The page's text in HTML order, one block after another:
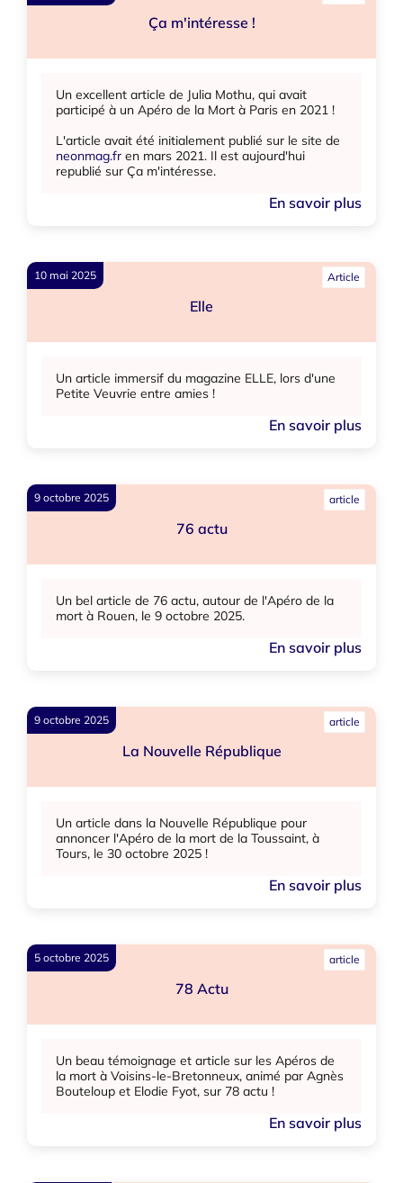
Ça m'intéresse !
Un excellent article de Julia Mothu, qui avait
participé à un Apéro de la Mort à Paris en 2021 !
L'article avait été initialement publié sur le site de
neonmag.fr en mars 2021. Il est aujourd'hui
republié sur Ça m'intéresse.
En savoir plus
10 mai 2025 Article
Elle
Un article immersif du magazine ELLE, lors d'une
Petite Veuvrie entre amies !
En savoir plus
9 octobre 2025 article
76 actu
Un bel article de 76 actu, autour de l'Apéro de la
mort à Rouen, le 9 octobre 2025.
En savoir plus
9 octobre 2025 article
La Nouvelle République
Un article dans la Nouvelle République pour
annoncer l'Apéro de la mort de la Toussaint, à
Tours, le 30 octobre 2025 !
En savoir plus
5 octobre 2025 article
78 Actu
Un beau témoignage et article sur les Apéros de
la mort à Voisins-le-Bretonneux, animé par Agnès
Bouteloup et Elodie Fyot, sur 78 actu !
En savoir plus